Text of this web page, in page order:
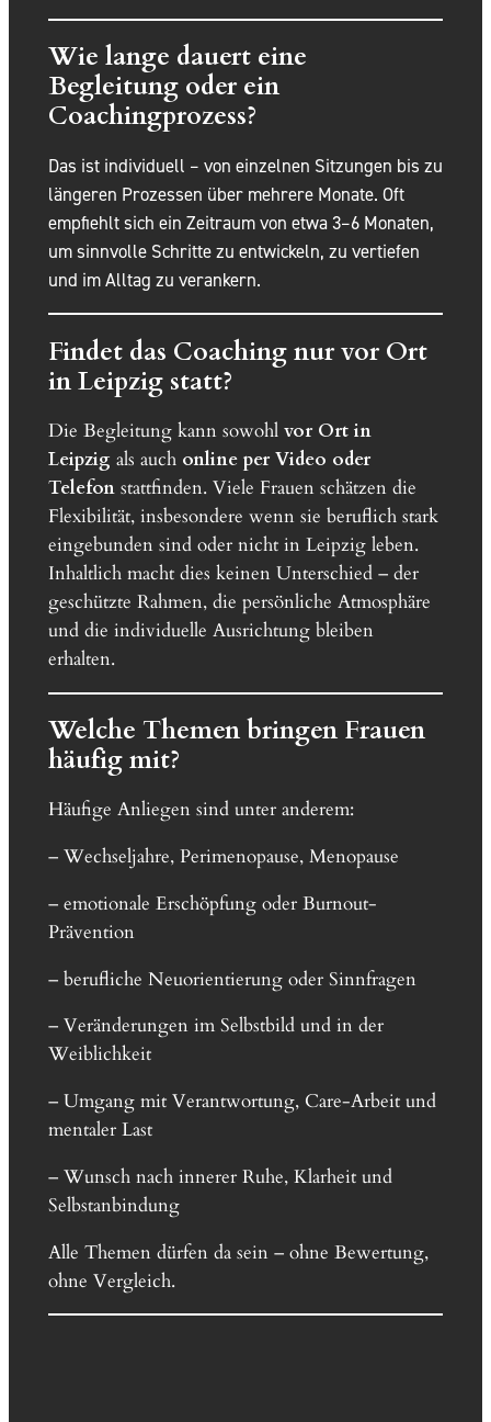
Wie lange dauert eine
Begleitung oder ein
Coachingprozess?
Das ist individuell – von einzelnen Sitzungen bis zu
längeren Prozessen über mehrere Monate. Oft
empfiehlt sich ein Zeitraum von etwa 3–6 Monaten,
um sinnvolle Schritte zu entwickeln, zu vertiefen
und im Alltag zu verankern.
Findet das Coaching nur vor Ort
in Leipzig statt?
Die Begleitung kann sowohl vor Ort in
Leipzig als auch online per Video oder
Telefonstattfinden. Viele Frauen schätzen die
Flexibilität, insbesondere wenn sie beruflich stark
eingebunden sind oder nicht in Leipzig leben.
Inhaltlich macht dies keinen Unterschied – der
geschützte Rahmen, die persönliche Atmosphäre
und die individuelle Ausrichtung bleiben
erhalten.
Welche Themen bringen Frauen
häufig mit?
Häufige Anliegen sind unter anderem:
– Wechseljahre, Perimenopause, Menopause
– emotionale Erschöpfung oder Burnout-
Prävention
– berufliche Neuorientierung oder Sinnfragen
– Veränderungen im Selbstbild und in der
Weiblichkeit
– Umgang mit Verantwortung, Care-Arbeit und
mentaler Last
– Wunsch nach innerer Ruhe, Klarheit und
Selbstanbindung
Alle Themen dürfen da sein – ohne Bewertung,
ohne Vergleich.